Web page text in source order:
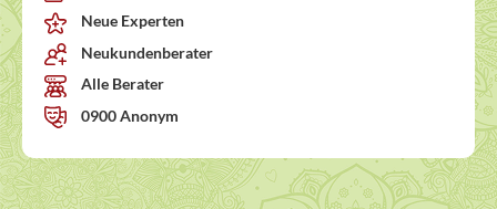
Neue Experten
Neukundenberater
Alle Berater
0900 Anonym